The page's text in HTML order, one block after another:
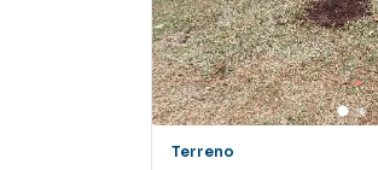
e tendo como
também com um time de
preparada para atender
Terreno